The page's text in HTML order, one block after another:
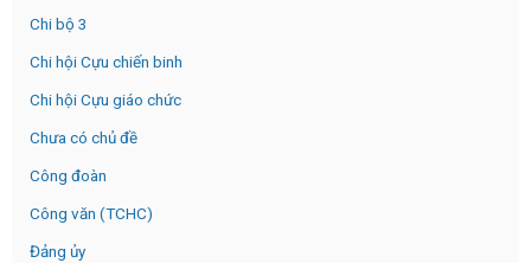
Chi bộ 3
Chi hội Cựu chiến binh
Chi hội Cựu giáo chức
Chưa có chủ đề
Công đoàn
Công văn (TCHC)
Đảng ủy